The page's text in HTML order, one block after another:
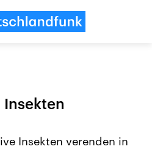
Insekten
Insekten verenden in